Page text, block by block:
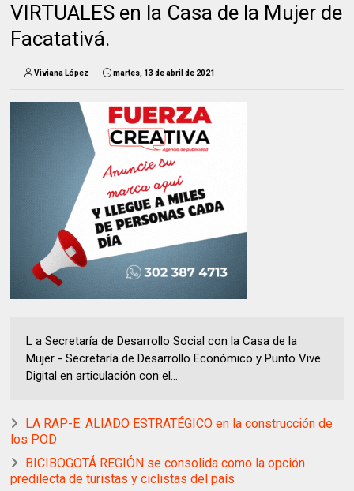
VIRTUALES en la Casa de la Mujer de
Facatativá.
Viviana López martes, 13 de abril de 2021
L a Secretaría de Desarrollo Social con la Casa de la
Mujer - Secretaría de Desarrollo Económico y Punto Vive
Digital en articulación con el...
LA RAP-E: ALIADO ESTRATÉGICO en la construcción de
los POD
BICIBOGOTÁ REGIÓN se consolida como la opción
predilecta de turistas y ciclistas del país